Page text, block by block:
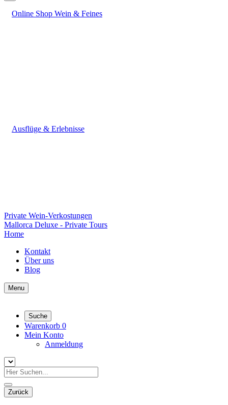
Online Shop Wein & Feines
Ausflüge & Erlebnisse
Private Wein-Verkostungen
Mallorca Deluxe - Private Tours
Home
Kontakt
Über uns
Blog
Menu
Suche
Warenkorb 0
Mein Konto
Anmeldung
Zurück